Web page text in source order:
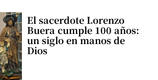
El sacerdote Lorenzo
Buera cumple 100 años:
un siglo en manos de
Dios